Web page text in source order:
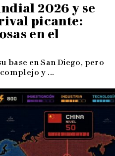
2026 y se
picante:
en el
base en San Diego, pero
y ...